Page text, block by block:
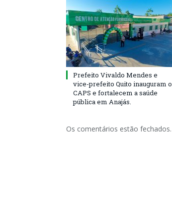
Prefeito Vivaldo Mendes e
vice-prefeito Quito inauguram o
CAPS e fortalecem a saúde
pública em Anajás.
Os comentários estão fechados.